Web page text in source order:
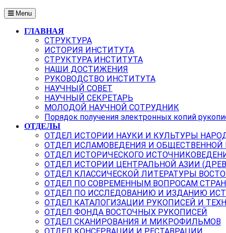
Menu
ГЛАВНАЯ
СТРУКТУРА
ИСТОРИЯ ИНСТИТУТА
СТРУКТУРА ИНСТИТУТА
НАШИ ДОСТИЖЕНИЯ
РУКОВОДСТВО ИНСТИТУТА
НАУЧНЫЙ СОВЕТ
НАУЧНЫЙ СЕКРЕТАРЬ
МОЛОДОЙ НАУЧНОЙ СОТРУДНИК
Порядок получения электронных копий
ОТДЕЛЫ
ОТДЕЛ ИСТОРИИ НАУКИ И КУЛЬТУРЫ
ОТДЕЛ ИСЛАМОВЕДЕНИЯ И
ОТДЕЛ ИСТОРИЧЕСКОГО
ОТДЕЛ ИСТОРИИ ЦЕНТРАЛЬНОЙ АЗИИ
ОТДЕЛ КЛАССИЧЕСКОЙ ЛИТЕРАТУРЫ
ОТДЕЛ ПО СОВРЕМЕННЫМ ВОПРОСАМ
ОТДЕЛ ПО ИССЛЕДОВАНИЮ И ИЗДАНИЮ
ОТДЕЛ КАТАЛОГИЗАЦИИ РУКОПИСЕЙ И
ОТДЕЛ ФОНДА ВОСТОЧНЫХ РУКОПИСЕЙ
ОТДЕЛ СКАНИРОВАНИЯ И МИКРОФИЛЬМОВ